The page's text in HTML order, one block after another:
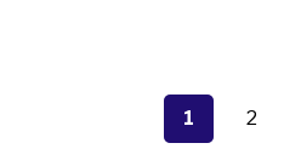
1 2